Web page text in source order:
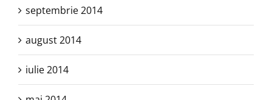
septembrie 2014
august 2014
iulie 2014